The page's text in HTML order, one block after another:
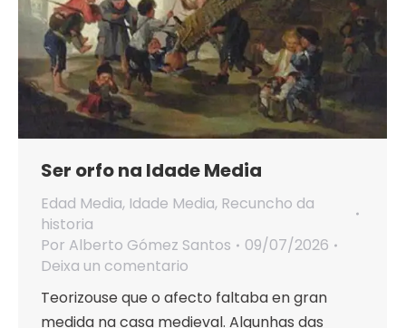
Ser orfo na Idade Media
Edad Media, Idade Media, Recuncho da
historia
Por Alberto Gómez Santos
09/07/2026
Deixa un comentario
Teorizouse que o afecto faltaba en gran
medida na casa medieval. Algunhas das